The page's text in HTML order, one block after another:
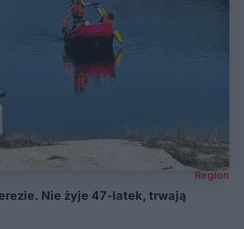
Region
Nie żyje 47-latek, trwają